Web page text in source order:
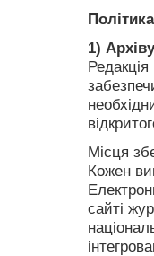
1)
Місця
Кожен
сайті